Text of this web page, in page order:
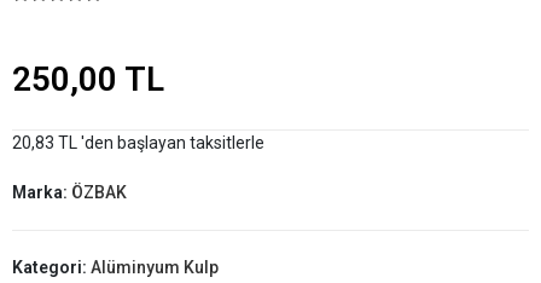
250,00 TL
20,83 TL 'den başlayan taksitlerle
Marka: ÖZBAK
Kategori: Alüminyum Kulp